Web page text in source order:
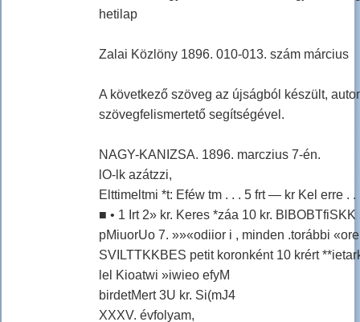
hetilap
Zalai Közlöny 1896. 010-013. szám március
A következő szöveg az újságból készült,
szövegfelismertető segítségével.
NAGY-KANIZSA. 1896. marczius 7-én.
lO-lk azátzzi,
Elttimeltmi *t: Eféw tm . . . 5 frt — kr Kel erre . .
■ • 1 Irt 2» kr. Keres *záa 10 kr.
pMiuorUo 7. »»«odiior i , minden .torábbi
SVILTTKKBES petit koronként 10 krért
lel Kioatwi »iwieo efyM
birdetMert 3U kr. Si(mJ4
XXXV. évfolyam,